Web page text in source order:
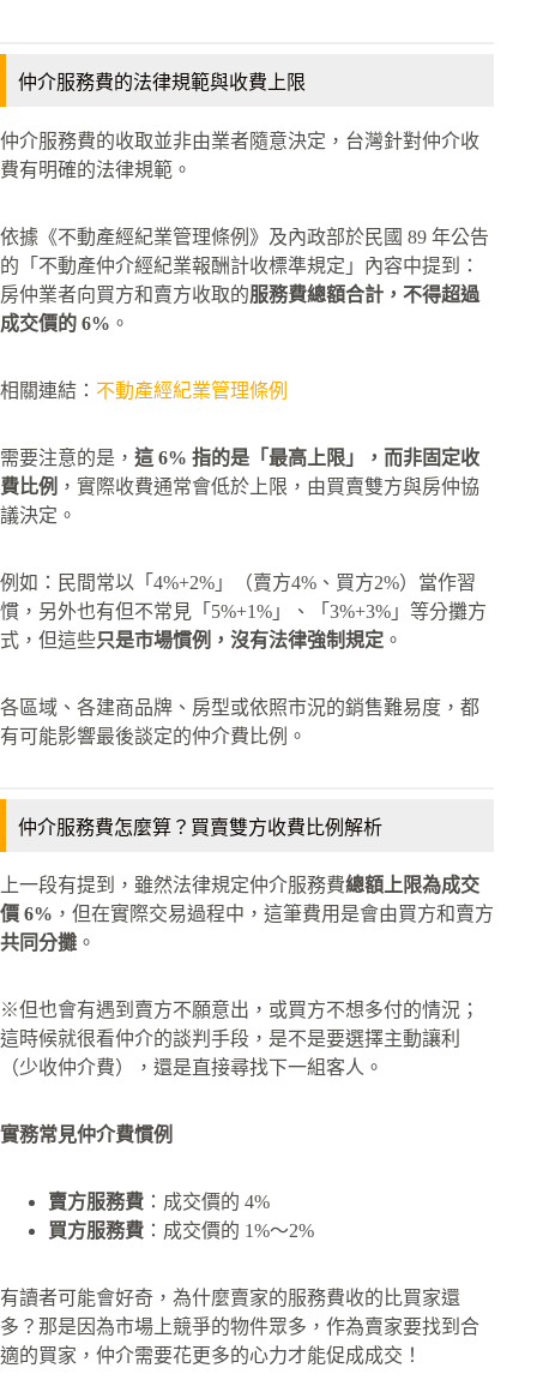
仲介服務費的法律規範與收費上限
仲介服務費的收取並非由業者隨意決定，台灣針對仲介收
費有明確的法律規範。
依據《不動產經紀業管理條例》及內政部於民國 89 年公告
的「不動產仲介經紀業報酬計收標準規定」內容中提到：
房仲業者向買方和賣方收取的服務費總額合計，不得超過
成交價的 6% 。
相關連結： 不動產經紀業管理條例
需要注意的是， 這 6% 指的是「最高上限」，而非固定收
費比例 ，實際收費通常會低於上限，由買賣雙方與房仲協
議決定。
例如：民間常以「4%+2%」（賣方4%、買方2%）當作習
慣，另外也有但不常見「5%+1%」、「3%+3%」等分攤方
式，但這些只是市場慣例，沒有法律強制規定 。
各區域、各建商品牌、房型或依照市況的銷售難易度，都
有可能影響最後談定的仲介費比例。
仲介服務費怎麼算？買賣雙方收費比例解析
上一段有提到，雖然法律規定仲介服務費總額上限為成交
價 6% ，但在實際交易過程中，這筆費用是會由買方和賣方
共同分攤 。
※但也會有遇到賣方不願意出，或買方不想多付的情況；
這時候就很看仲介的談判手段，是不是要選擇主動讓利
（少收仲介費），還是直接尋找下一組客人。
實務常見仲介費慣例
賣方服務費 ：成交價的 4%
買方服務費 ：成交價的 1%～2%
有讀者可能會好奇，為什麼賣家的服務費收的比買家還
多？那是因為市場上競爭的物件眾多，作為賣家要找到合
適的買家，仲介需要花更多的心力才能促成成交！